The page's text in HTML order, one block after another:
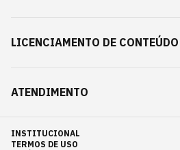
LICENCIAMENTO DE CONTEÚDO
ATENDIMENTO
INSTITUCIONAL
TERMOS DE USO